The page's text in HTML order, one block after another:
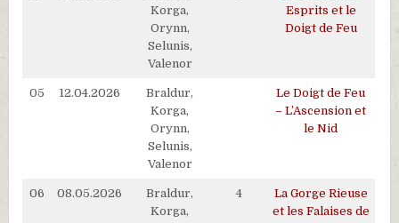
Korga,
Orynn,
Selunis,
Valenor
Esprits et le
Doigt de Feu
05 12.04.2026
Braldur,
Korga,
Orynn,
Selunis,
Valenor
Le Doigt de Feu
– L’Ascension et
le Nid
06 08.05.2026
Braldur,
Korga,
4
La Gorge Rieuse
et les Falaises de